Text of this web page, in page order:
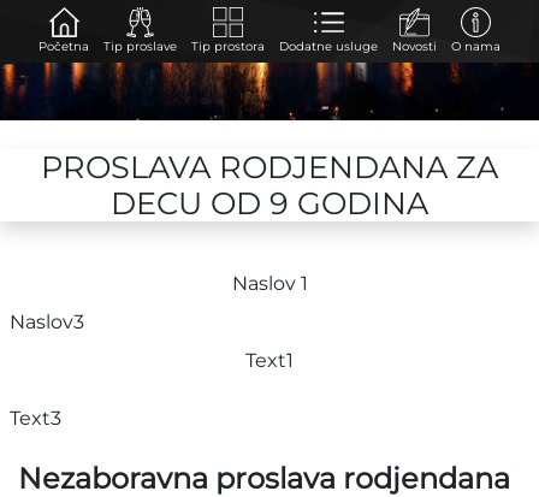
Početna Tip proslave Tip prostora Dodatne usluge Novosti O nama
PROSLAVA RODJENDANA ZA
DECU OD 9 GODINA
Naslov 1
Naslov3
Text3
Text1
Nezaboravna proslava rodjendana